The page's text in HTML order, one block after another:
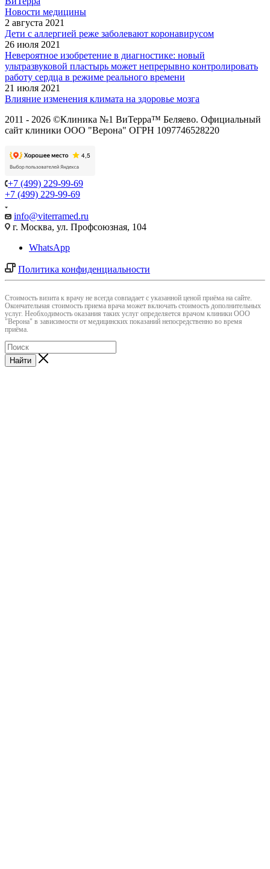
Новости медицины
2 августа 2021
Дети с аллергией реже заболевают коронавирусом
26 июля 2021
Невероятное изобретение в диагностике: новый
ультразвуковой пластырь может непрерывно контролировать
работу сердца в режиме реального времени
21 июля 2021
Влияние изменения климата на здоровье мозга
2011 - 2026 ©Клиника №1 ВиТерра™ Беляево. Официальный
сайт клиники ООО "Верона" ОГРН 1097746528220
+7 (499) 229-99-69
+7 (499) 229-99-69
info@viterramed.ru
г. Москва, ул. Профсоюзная, 104
WhatsApp
Политика конфиденциальности
Cтоимость визита к врачу не всегда совпадает с указанной ценой приёма на сайте.
Окончательная стоимость приема врача может включать стоимость дополнительных
услуг. Необходимость оказания таких услуг определяется врачом клиники ООО
"Верона" в зависимости от медицинских показаний непосредственно во время
приёма.
Найти